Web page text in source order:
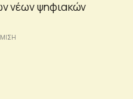
νέων ψηφιακών